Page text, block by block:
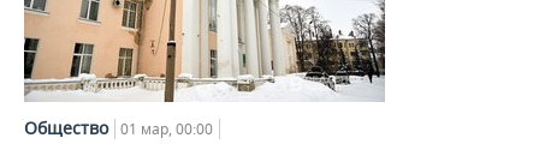
Общество 01 мар, 00:00